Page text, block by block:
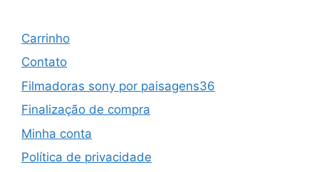
Carrinho
Contato
Filmadoras sony por paisagens36
Finalização de compra
Minha conta
Política de privacidade